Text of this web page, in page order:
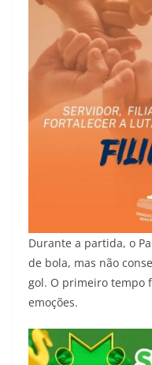
Durante a partida, o
de bola, mas não
gol. O primeiro tempo
emoções.